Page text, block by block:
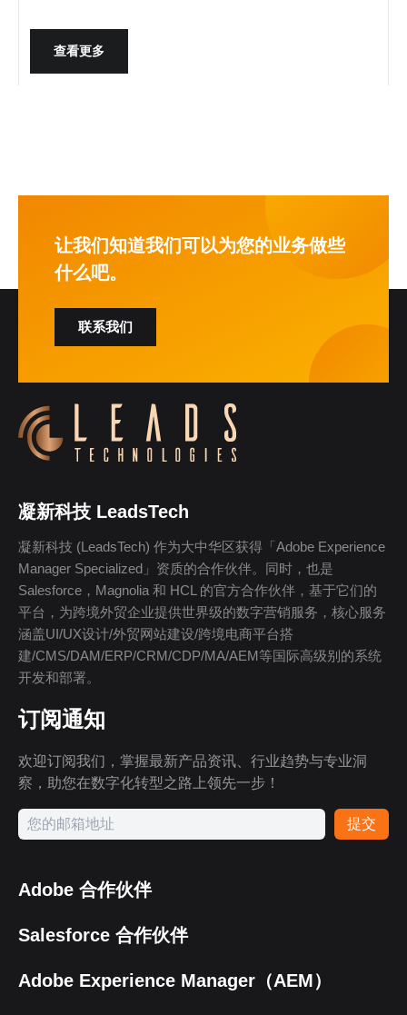
CRM线索管理的入门方法，帮助企业建立可衡量的获客流程。
查看更多
让我们知道我们可以为您的业务做些
什么吧。
联系我们
凝新科技 LeadsTech
凝新科技 (LeadsTech) 作为大中华区获得「Adobe Experience
Manager Specialized」资质的合作伙伴。同时，也是
Salesforce，Magnolia 和 HCL 的官方合作伙伴，基于它们的
平台，为跨境外贸企业提供世界级的数字营销服务，核心服务
涵盖UI/UX设计/外贸网站建设/跨境电商平台搭
建/CMS/DAM/ERP/CRM/CDP/MA/AEM等国际高级别的系统
开发和部署。
订阅通知
欢迎订阅我们，掌握最新产品资讯、行业趋势与专业洞
察，助您在数字化转型之路上领先一步！
提交
Adobe 合作伙伴
Salesforce 合作伙伴
Adobe Experience Manager（AEM）